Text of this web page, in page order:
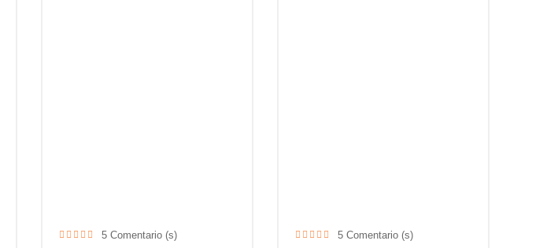
5 Comentario (s) 5 Comentario (s)